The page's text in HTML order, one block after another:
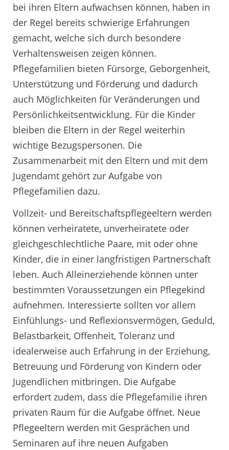
bei ihren Eltern aufwachsen können, haben in
der Regel bereits schwierige Erfahrungen
gemacht, welche sich durch besondere
Verhaltensweisen zeigen können.
Pflegefamilien bieten Fürsorge, Geborgenheit,
Unterstützung und Förderung und dadurch
auch Möglichkeiten für Veränderungen und
Persönlichkeitsentwicklung. Für die Kinder
bleiben die Eltern in der Regel weiterhin
wichtige Bezugspersonen. Die
Zusammenarbeit mit den Eltern und mit dem
Jugendamt gehört zur Aufgabe von
Pflegefamilien dazu.
Vollzeit- und Bereitschaftspflegeeltern werden
können verheiratete, unverheiratete oder
gleichgeschlechtliche Paare, mit oder ohne
Kinder, die in einer langfristigen Partnerschaft
leben. Auch Alleinerziehende können unter
bestimmten Voraussetzungen ein Pflegekind
aufnehmen. Interessierte sollten vor allem
Einfühlungs- und Reflexionsvermögen, Geduld,
Belastbarkeit, Offenheit, Toleranz und
idealerweise auch Erfahrung in der Erziehung,
Betreuung und Förderung von Kindern oder
Jugendlichen mitbringen. Die Aufgabe
erfordert zudem, dass die Pflegefamilie ihren
privaten Raum für die Aufgabe öffnet. Neue
Pflegeeltern werden mit Gesprächen und
Seminaren auf ihre neuen Aufgaben